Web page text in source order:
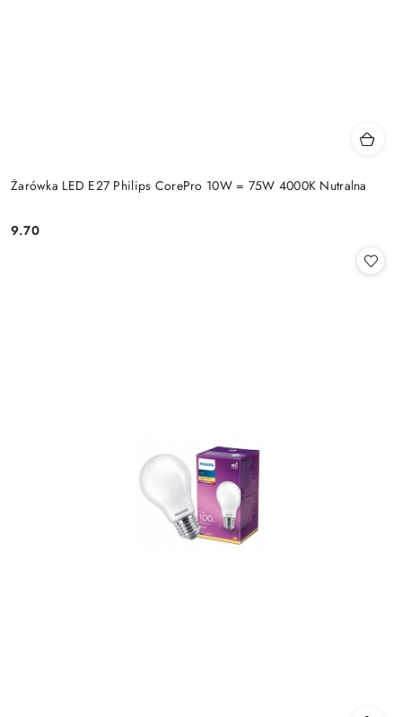
Żarówka LED E27 Philips CorePro 10W = 75W 4000K Nutralna
Cena:
9.70